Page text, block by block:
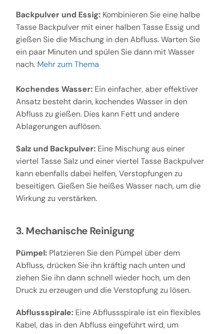
Backpulver und Essig:Kombinieren Sie eine halbe
Tasse Backpulver mit einer halben Tasse Essig und
gießen Sie die Mischung in den Abfluss. Warten Sie
ein paar Minuten und spülen Sie dann mit Wasser
nach. Mehr zum Thema
Kochendes Wasser:Ein einfacher, aber effektiver
Ansatz besteht darin, kochendes Wasser in den
Abfluss zu gießen. Dies kann Fett und andere
Ablagerungen auflösen.
Salz und Backpulver:Eine Mischung aus einer
viertel Tasse Salz und einer viertel Tasse Backpulver
kann ebenfalls dabei helfen, Verstopfungen zu
beseitigen. Gießen Sie heißes Wasser nach, um die
Wirkung zu verstärken.
3. Mechanische Reinigung
Pümpel:Platzieren Sie den Pümpel über dem
Abfluss, drücken Sie ihn kräftig nach unten und
ziehen Sie ihn dann schnell wieder hoch, um den
Druck zu erzeugen und die Verstopfung zu lösen.
Abflussspirale:Eine Abflussspirale ist ein flexibles
Kabel, das in den Abfluss eingeführt wird, um